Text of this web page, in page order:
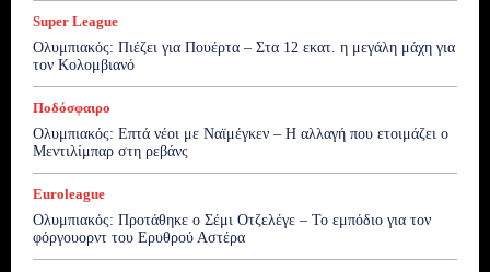
Super League
Ολυμπιακός: Πιέζει για Πουέρτα – Στα 12 εκατ. η μεγάλη μάχη για
τον Κολομβιανό
Ποδόσφαιρο
Ολυμπιακός: Επτά νέοι με Ναϊμέγκεν – Η αλλαγή που ετοιμάζει ο
Μεντιλίμπαρ στη ρεβάνς
Euroleague
Ολυμπιακός: Προτάθηκε ο Σέμι Οτζελέγε – Το εμπόδιο για τον
φόργουορντ του Ερυθρού Αστέρα